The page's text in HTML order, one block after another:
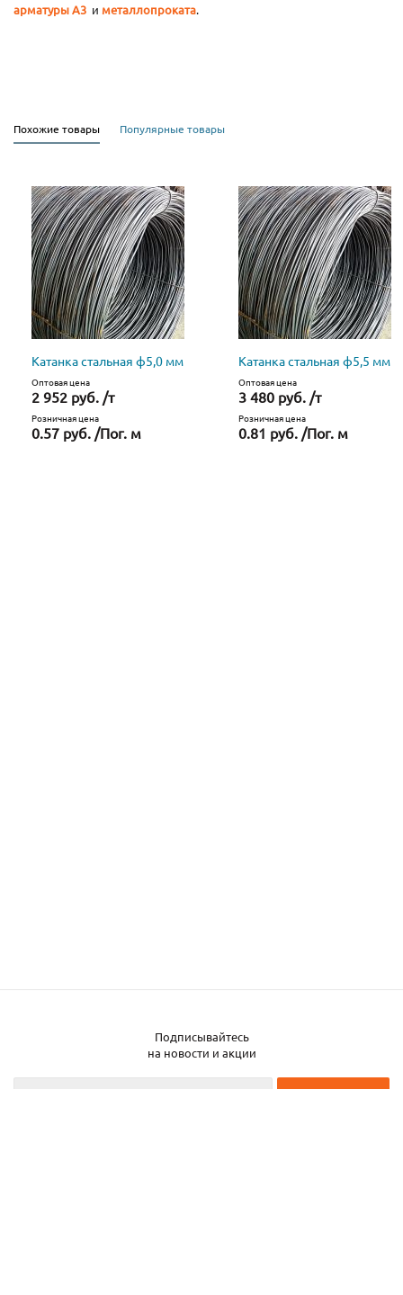
арматуры А3 и металлопроката.
Похожие товары Популярные товары
Катанка стальная ф5,0 мм
Оптовая цена
2 952 руб. /т
Розничная цена
0.57 руб. /Пог. м
Катанка стальная ф5,5 мм
Оптовая цена
3 480 руб. /т
Розничная цена
0.81 руб. /Пог. м
Подписывайтесь
на новости и акции